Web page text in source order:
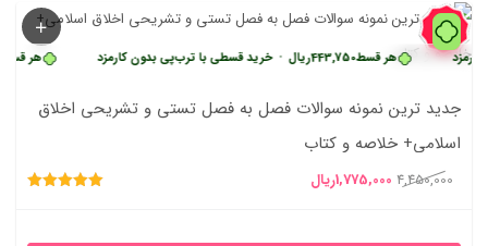
60%
هر قسط443,750 هر قسط443,750ریال • خرید قسطی با ترب‌پی بدون کارمزد
جدید ترین نمونه سوالات فصل به فصل تستی و تشریحی اخلاق
اسلامی+ خلاصه و کتاب
4,450,000 قیمت
1,775,000ریال